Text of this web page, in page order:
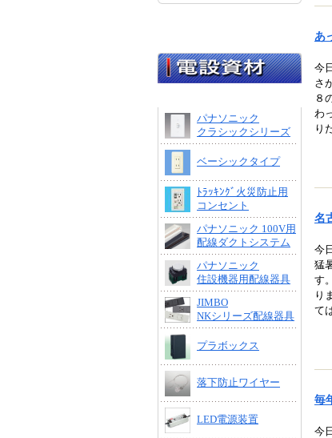
パナソニック
クラシックシリーズ
ベーシックタイプ
ﾄﾗｯｷﾝｸﾞ火災防止用
コンセント
パナソニック 100V用
配線ダクトシステム
パナソニック
住設機器用配線器具
JIMBO
NKシリーズ配線器具
プラボックス
落下防止ワイヤー
LED電源装置
あ
今
さ
８
わ
り
名
今
猛
す
り
て
毎
今